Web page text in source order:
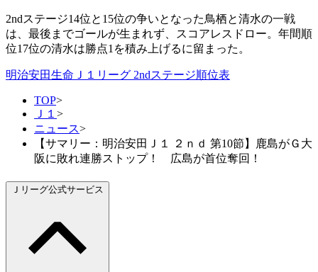
2ndステージ14位と15位の争いとなった鳥栖と清水の一戦
は、最後までゴールが生まれず、スコアレスドロー。年間順
位17位の清水は勝点1を積み上げるに留まった。
明治安田生命Ｊ１リーグ 2ndステージ順位表
TOP>
Ｊ１ >
ニュース>
【サマリー：明治安田Ｊ１ ２ｎｄ 第10節】鹿島がＧ大
阪に敗れ連勝ストップ！ 広島が首位奪回！
Ｊリーグ公式サービス